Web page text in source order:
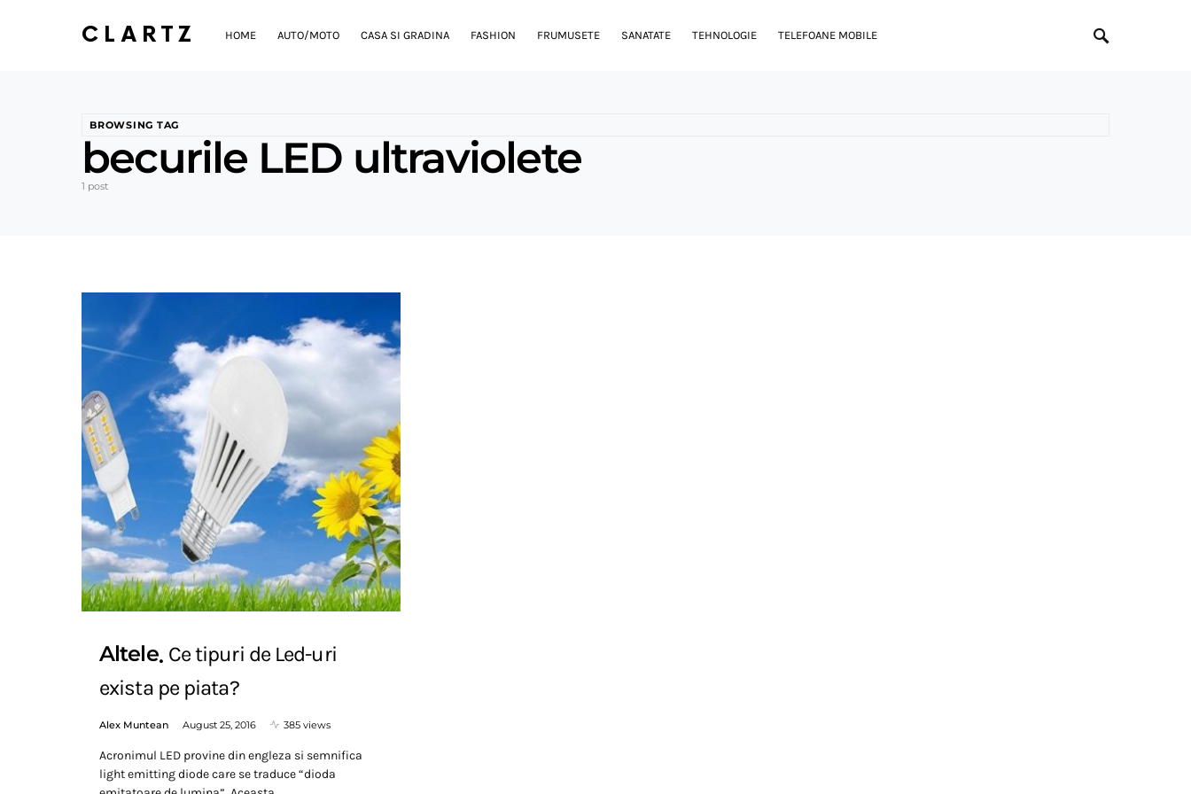
CLARTZ HOME AUTO/MOTO CASA SI GRADINA FASHION FRUMUSETE SANATATE TEHNOLOGIE TELEFOANE MOBILE
BROWSING TAG
becurile LED ultraviolete
1 post
Altele Ce tipuri de Led-uri
exista pe piata?
Alex Muntean August 25, 2016 385 views
Acronimul LED provine din engleza si semnifica
light emitting diode care se traduce “dioda